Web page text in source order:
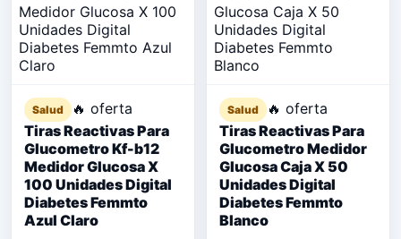
Salud
🔥 oferta
Tiras Reactivas Para
Glucometro Kf-b12
Medidor Glucosa X
100 Unidades Digital
Diabetes Femmto
Azul Claro
Salud
🔥 oferta
Tiras Reactivas Para
Glucometro Medidor
Glucosa Caja X 50
Unidades Digital
Diabetes Femmto
Blanco